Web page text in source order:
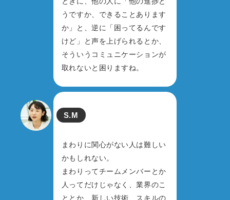
うですか、できることあります
か」と、逆に「困ってるんです
けど」と声を上げられるとか、
そういうコミュニケーションが
取れないと困りますね。
S.M
まわりに関心がない人は難しい
かもしれない。
まわりってチームメンバーとか
人ってだけじゃなく、業界のこ
ととか、新しい技術、スキルの